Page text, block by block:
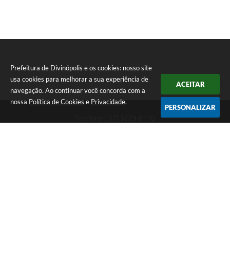
Prefeitura de Divinópolis e os cookies: nosso site
usa cookies para melhorar a sua experiência de
navegação. Ao continuar você concorda com a
nossa Política de Cookies e Privacidade.
ACEITAR
PERSONALIZAR